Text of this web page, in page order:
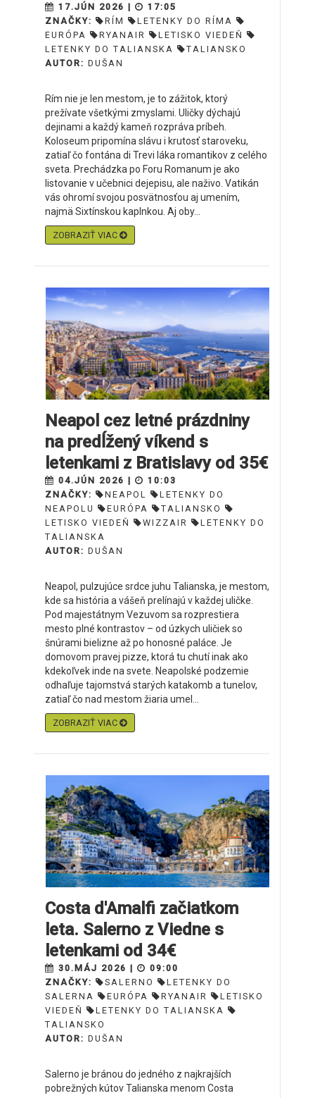
17.JÚN 2026 |
17:05
ZNAČKY:
RÍM
LETENKY DO RÍMA
EURÓPA
RYANAIR
LETISKO VIEDEŇ
LETENKY DO TALIANSKA
TALIANSKO
AUTOR: DUŠAN
Rím nie je len mestom, je to zážitok, ktorý
prežívate všetkými zmyslami. Uličky dýchajú
dejinami a každý kameň rozpráva príbeh.
Koloseum pripomína slávu i krutosť staroveku,
zatiaľ čo fontána di Trevi láka romantikov z celého
sveta. Prechádzka po Foru Romanum je ako
listovanie v učebnici dejepisu, ale naživo. Vatikán
vás ohromí svojou posvätnosťou aj umením,
najmä Sixtínskou kaplnkou. Aj oby...
ZOBRAZIŤ VIAC
Neapol cez letné prázdniny
na predĺžený víkend s
letenkami z Bratislavy od 35€
04.JÚN 2026 |
10:03
ZNAČKY:
NEAPOL
LETENKY DO
NEAPOLU
EURÓPA
TALIANSKO
LETISKO VIEDEŇ
WIZZAIR
LETENKY DO
TALIANSKA
AUTOR: DUŠAN
Neapol, pulzujúce srdce juhu Talianska, je mestom,
kde sa história a vášeň prelínajú v každej uličke.
Pod majestátnym Vezuvom sa rozprestiera
mesto plné kontrastov – od úzkych uličiek so
šnúrami bielizne až po honosné paláce. Je
domovom pravej pizze, ktorá tu chutí inak ako
kdekoľvek inde na svete. Neapolské podzemie
odhaľuje tajomstvá starých katakomb a tunelov,
zatiaľ čo nad mestom žiaria umel...
ZOBRAZIŤ VIAC
Costa d'Amalfi začiatkom
leta. Salerno z Viedne s
letenkami od 34€
30.MÁJ 2026 |
09:00
ZNAČKY:
SALERNO
LETENKY DO
SALERNA
EURÓPA RYANAIR
LETISKO
VIEDEŇ
LETENKY DO TALIANSKA
TALIANSKO
AUTOR: DUŠAN
Salerno je bránou do jedného z najkrajších
pobrežných kútov Talianska menom Costa